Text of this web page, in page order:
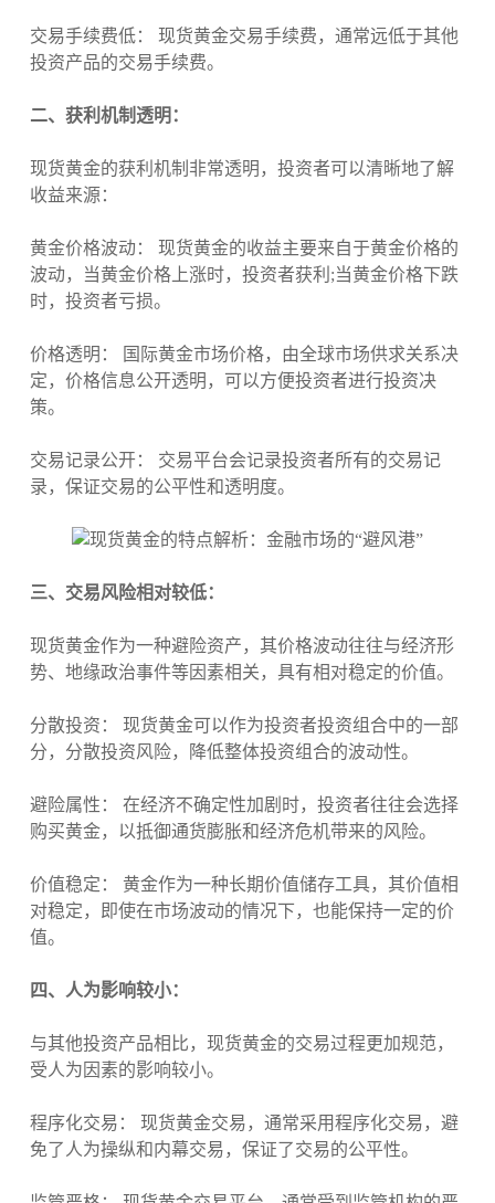
交易手续费低： 现货黄金交易手续费，通常远低于其他
投资产品的交易手续费。
二、获利机制透明：
现货黄金的获利机制非常透明，投资者可以清晰地了解
收益来源：
黄金价格波动： 现货黄金的收益主要来自于黄金价格的
波动，当黄金价格上涨时，投资者获利;当黄金价格下跌
时，投资者亏损。
价格透明： 国际黄金市场价格，由全球市场供求关系决
定，价格信息公开透明，可以方便投资者进行投资决
策。
交易记录公开： 交易平台会记录投资者所有的交易记
录，保证交易的公平性和透明度。
三、交易风险相对较低：
现货黄金作为一种避险资产，其价格波动往往与经济形
势、地缘政治事件等因素相关，具有相对稳定的价值。
分散投资： 现货黄金可以作为投资者投资组合中的一部
分，分散投资风险，降低整体投资组合的波动性。
避险属性： 在经济不确定性加剧时，投资者往往会选择
购买黄金，以抵御通货膨胀和经济危机带来的风险。
价值稳定： 黄金作为一种长期价值储存工具，其价值相
对稳定，即使在市场波动的情况下，也能保持一定的价
值。
四、人为影响较小：
与其他投资产品相比，现货黄金的交易过程更加规范，
受人为因素的影响较小。
程序化交易： 现货黄金交易，通常采用程序化交易，避
免了人为操纵和内幕交易，保证了交易的公平性。